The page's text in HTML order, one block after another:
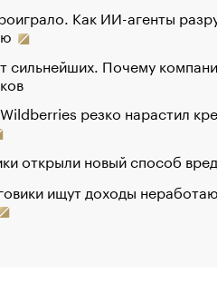
Как ИИ-агенты
сильнейших. Почему
резко нарастил
открыли новый способ
ищут доходы